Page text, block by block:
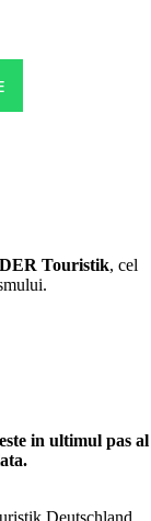
DER Touristik, cel
in ultimul pas al